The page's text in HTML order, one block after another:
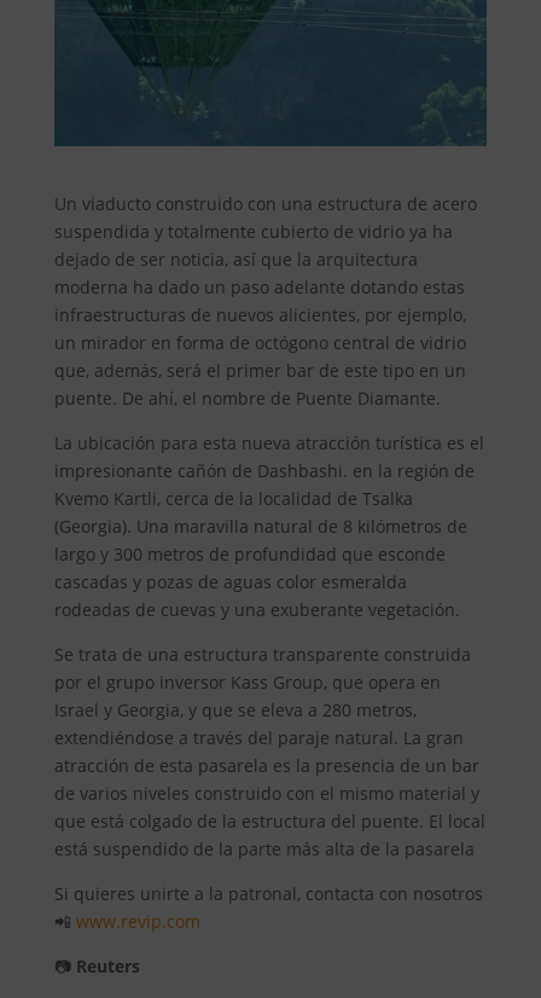
Un viaducto construido con una estructura de acero
suspendida y totalmente cubierto de vidrio ya ha
dejado de ser noticia, así que la arquitectura
moderna ha dado un paso adelante dotando estas
infraestructuras de nuevos alicientes, por ejemplo,
un mirador en forma de octógono central de vidrio
que, además, será el primer bar de este tipo en un
puente. De ahí, el nombre de Puente Diamante.
La ubicación para esta nueva atracción turística es el
impresionante cañón de Dashbashi. en la región de
Kvemo Kartli, cerca de la localidad de Tsalka
(Georgia). Una maravilla natural de 8 kilómetros de
largo y 300 metros de profundidad que esconde
cascadas y pozas de aguas color esmeralda
rodeadas de cuevas y una exuberante vegetación.
Se trata de una estructura transparente construida
por el grupo inversor Kass Group, que opera en
Israel y Georgia, y que se eleva a 280 metros,
extendiéndose a través del paraje natural. La gran
atracción de esta pasarela es la presencia de un bar
de varios niveles construido con el mismo material y
que está colgado de la estructura del puente. El local
está suspendido de la parte más alta de la pasarela
Si quieres unirte a la patronal, contacta con nosotros
📲 www.revip.com
📷 Reuters